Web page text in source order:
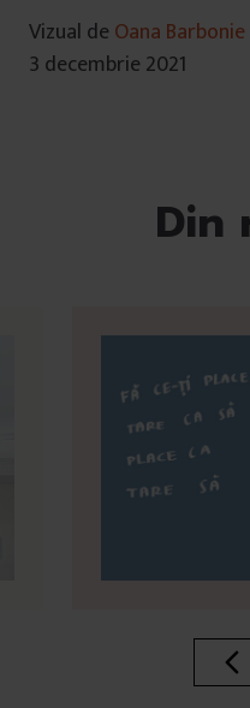
Vizual de Oana Barbonie
3 decembrie 2021
Din